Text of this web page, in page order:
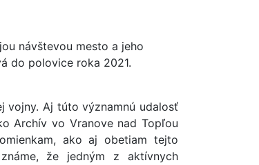
návštevou mesto a jeho
do polovice roka 2021.
vojny. Aj túto významnú udalosť
Archív vo Vranove nad Topľou
ako aj obetiam tejto
že jedným z aktívnych